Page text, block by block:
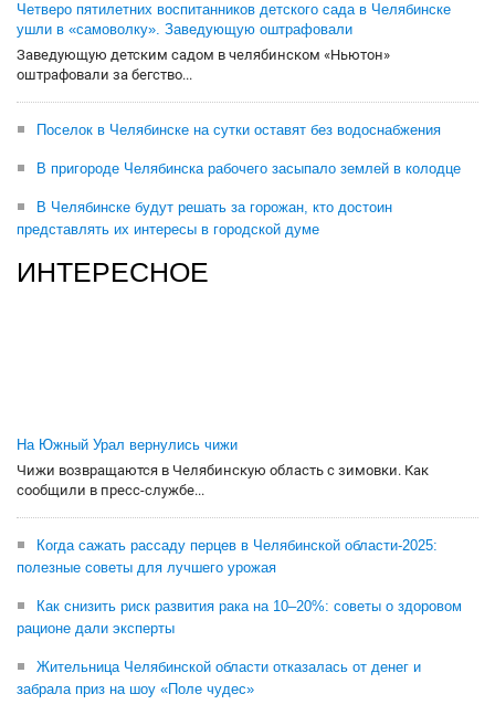
Четверо пятилетних воспитанников детского сада в Челябинске
ушли в «самоволку». Заведующую оштрафовали
Заведующую детским садом в челябинском «Ньютон»
оштрафовали за бегство...
Поселок в Челябинске на сутки оставят без водоснабжения
В пригороде Челябинска рабочего засыпало землей в колодце
В Челябинске будут решать за горожан, кто достоин
представлять их интересы в городской думе
ИНТЕРЕСНОЕ
На Южный Урал вернулись чижи
Чижи возвращаются в Челябинскую область с зимовки. Как
сообщили в пресс-службе...
Когда сажать рассаду перцев в Челябинской области-2025:
полезные советы для лучшего урожая
Как снизить риск развития рака на 10–20%: советы о здоровом
рационе дали эксперты
Жительница Челябинской области отказалась от денег и
забрала приз на шоу «Поле чудес»